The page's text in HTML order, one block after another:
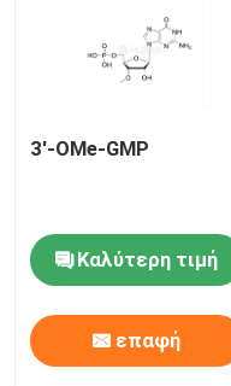
3'-OMe-GMP
Καλύτερη τιμή
επαφή